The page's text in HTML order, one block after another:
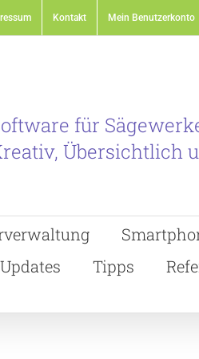
Kontakt Mein Benutzerkonto
für
Übersichtlich
Updates Tipps